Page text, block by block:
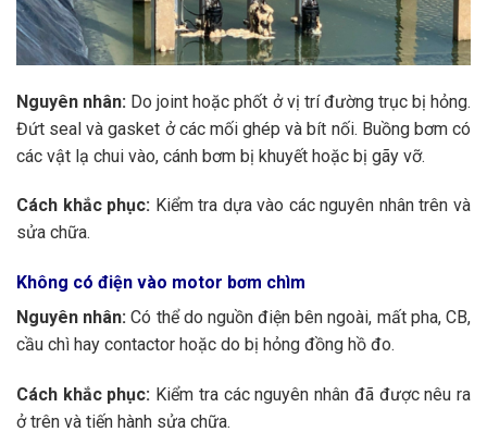
Nguyên nhân: Do joint hoặc phốt ở vị trí đường trục bị hỏng.
Đứt seal và gasket ở các mối ghép và bít nối. Buồng bơm có
các vật lạ chui vào, cánh bơm bị khuyết hoặc bị gãy vỡ.
Cách khắc phục: Kiểm tra dựa vào các nguyên nhân trên và
sửa chữa.
Không có điện vào motor bơm chìm
Nguyên nhân:Có thể do nguồn điện bên ngoài, mất pha, CB,
cầu chì hay contactor hoặc do bị hỏng đồng hồ đo.
Cách khắc phục: Kiểm tra các nguyên nhân đã được nêu ra
ở trên và tiến hành sửa chữa.